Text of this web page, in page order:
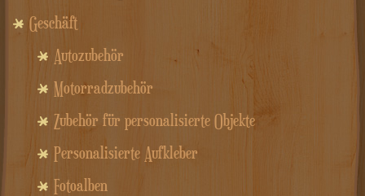
Geschäft
Autozubehör
Motorradzubehör
Zubehör für personalisierte Objekte
Personalisierte Aufkleber
Fotoalben